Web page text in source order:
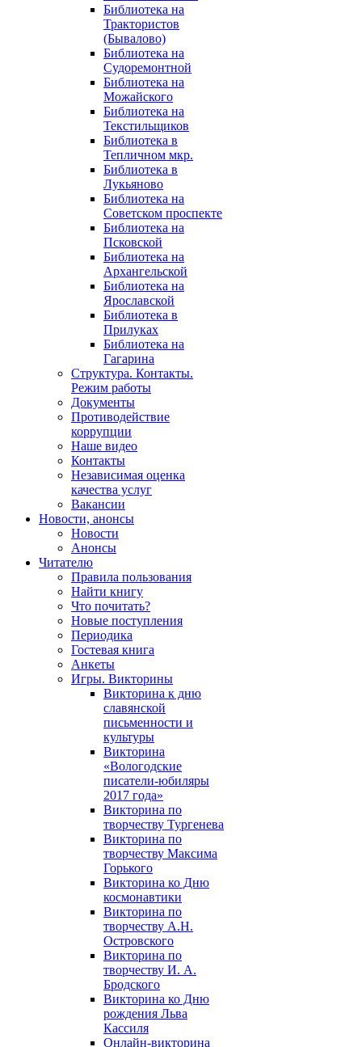
Библиотека на
Трактористов
(Бывалово)
Библиотека на
Судоремонтной
Библиотека на
Можайского
Библиотека на
Текстильщиков
Библиотека в
Тепличном мкр.
Библиотека в
Лукьяново
Библиотека на
Советском проспекте
Библиотека на
Псковской
Библиотека на
Архангельской
Библиотека на
Ярославской
Библиотека в
Прилуках
Библиотека на
Гагарина
Структура. Контакты.
Режим работы
Документы
Противодействие
коррупции
Наше видео
Контакты
Независимая оценка
качества услуг
Вакансии
Новости, анонсы
Новости
Анонсы
Читателю
Правила пользования
Найти книгу
Что почитать?
Новые поступления
Периодика
Гостевая книга
Анкеты
Игры. Викторины
Викторина к дню
славянской
письменности и
культуры
Викторина
«Вологодские
писатели-юбиляры
2017 года»
Викторина по
творчеству Тургенева
Викторина по
творчеству Максима
Горького
Викторина ко Дню
космонавтики
Викторина по
творчеству А.Н.
Островского
Викторина по
творчеству И. А.
Бродского
Викторина ко Дню
рождения Льва
Кассиля
Онлайн-викторина